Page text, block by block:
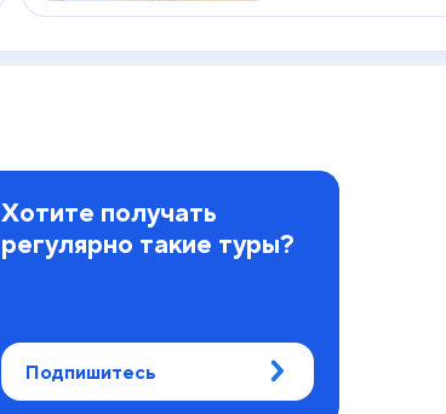
Хотите получать
регулярно такие туры?
Подпишитесь